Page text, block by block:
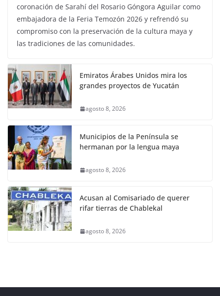
coronación de Sarahí del Rosario Góngora Aguilar como
embajadora de la Feria Temozón 2026 y refrendó su
compromiso con la preservación de la cultura maya y
las tradiciones de las comunidades.
Emiratos Árabes Unidos mira los
grandes proyectos de Yucatán
agosto 8, 2026
Municipios de la Península se
hermanan por la lengua maya
agosto 8, 2026
Acusan al Comisariado de querer
rifar tierras de Chablekal
agosto 8, 2026